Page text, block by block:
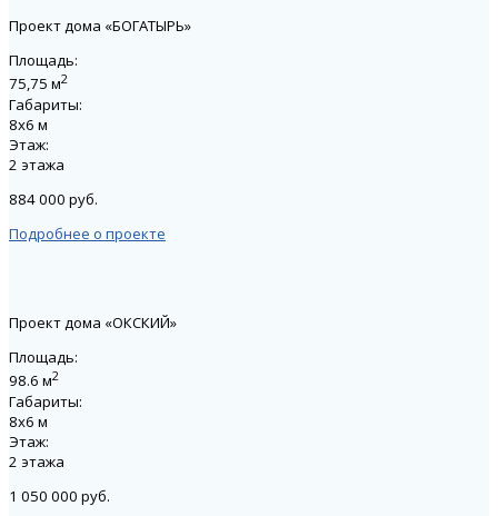
Проект дома «БОГАТЫРЬ»
Площадь:
75,75 м2
Габариты:
8х6 м
Этаж:
2 этажа
884 000 руб.
Подробнее о проекте
Проект дома «ОКСКИЙ»
Площадь:
98.6 м2
Габариты:
8х6 м
Этаж:
2 этажа
1 050 000 руб.